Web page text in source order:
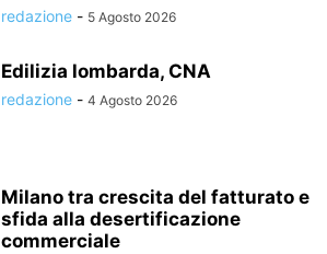
redazione - 5 Agosto 2026
Edilizia lombarda, CNA
redazione - 4 Agosto 2026
Milano tra crescita del fatturato e
sfida alla desertificazione
commerciale